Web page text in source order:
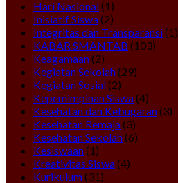
Hari Nasional(1)
Inisiatif Siswa(2)
Integritas dan Transparansi(1)
KABAR SMANTAB (103)
Keagamaan(2)
Kegiatan Sekolah(29)
Kegiatan Sosial(2)
Kepemimpinan Siswa(4)
Kesehatan dan Kebugaran(3)
Kesehatan Remaja(3)
Kesehatan Sekolah(6)
Kesiswaan(1)
Kreativitas Siswa(4)
Kurikulum(31)